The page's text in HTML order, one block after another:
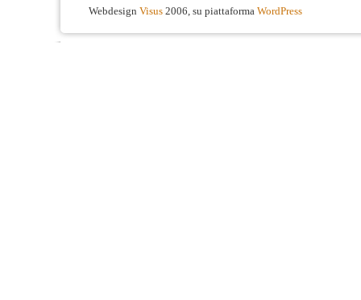
Webdesign Visus 2006, su piattaforma WordPress